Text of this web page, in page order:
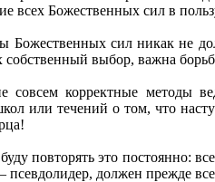
всех Божественных сил в
Божественных сил никак не
собственный выбор, важна
совсем корректные методы
школ или течений о том, что
повторять это постоянно:
псевдолидер, должен прежде